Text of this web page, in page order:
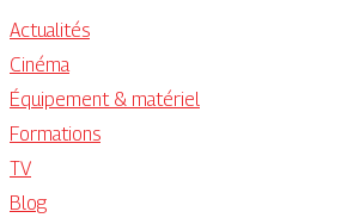
Actualités
Cinéma
Équipement & matériel
Formations
TV
Blog